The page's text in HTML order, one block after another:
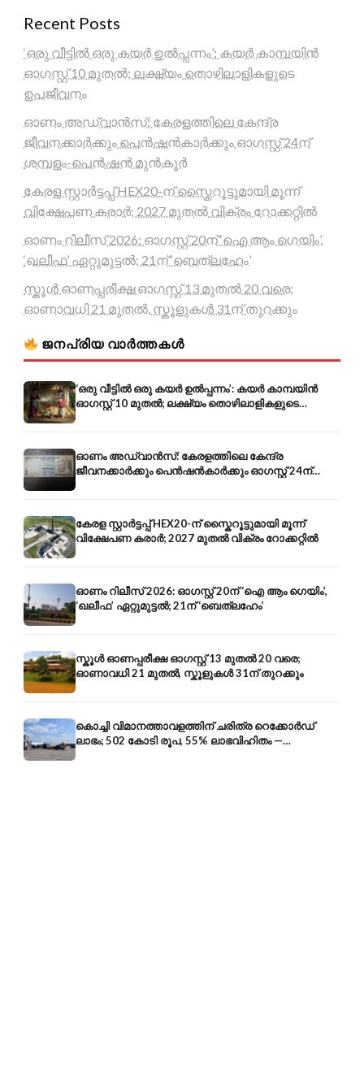
Recent Posts
‘ഒരു വീട്ടിൽ ഒരു കയർ ഉൽപ്പന്നം’: കയർ കാമ്പയിൻ
ഓഗസ്റ്റ് 10 മുതൽ; ലക്ഷ്യം തൊഴിലാളികളുടെ
ഉപജീവനം
ഓണം അഡ്വാൻസ്: കേരളത്തിലെ കേന്ദ്ര
ജീവനക്കാർക്കും പെൻഷൻകാർക്കും ഓഗസ്റ്റ് 24ന്
ശമ്പളം-പെൻഷൻ മുൻകൂർ
കേരള സ്റ്റാർട്ടപ്പ് HEX20-ന് സ്കൈറൂട്ടുമായി മൂന്ന്
വിക്ഷേപണ കരാർ; 2027 മുതൽ വിക്രം റോക്കറ്റിൽ
ഓണം റിലീസ് 2026: ഓഗസ്റ്റ് 20ന് ‘ഐ ആം ഗെയിം’,
‘ഖലീഫ’ ഏറ്റുമുട്ടൽ; 21ന് ‘ബെത്‌ലഹേം’
സ്കൂൾ ഓണപ്പരീക്ഷ ഓഗസ്റ്റ് 13 മുതൽ 20 വരെ;
ഓണാവധി 21 മുതൽ, സ്കൂളുകൾ 31ന് തുറക്കും
ജനപ്രിയ വാർത്തകൾ
‘ഒരു വീട്ടിൽ ഒരു കയർ ഉൽപ്പന്നം’: കയർ കാമ്പയിൻ
ഓഗസ്റ്റ് 10 മുതൽ; ലക്ഷ്യം തൊഴിലാളികളുടെ
ഉപജീവനം
ഓണം അഡ്വാൻസ്: കേരളത്തിലെ കേന്ദ്ര
ജീവനക്കാർക്കും പെൻഷൻകാർക്കും ഓഗസ്റ്റ് 24ന്
ശമ്പളം-പെൻഷൻ മുൻകൂർ
കേരള സ്റ്റാർട്ടപ്പ് HEX20-ന് സ്കൈറൂട്ടുമായി മൂന്ന്
വിക്ഷേപണ കരാർ; 2027 മുതൽ വിക്രം റോക്കറ്റിൽ
ഓണം റിലീസ് 2026: ഓഗസ്റ്റ് 20ന് ‘ഐ ആം ഗെയിം’,
‘ഖലീഫ’ ഏറ്റുമുട്ടൽ; 21ന് ‘ബെത്‌ലഹേം’
സ്കൂൾ ഓണപ്പരീക്ഷ ഓഗസ്റ്റ് 13 മുതൽ 20 വരെ;
ഓണാവധി 21 മുതൽ, സ്കൂളുകൾ 31ന് തുറക്കും
കൊച്ചി വിമാനത്താവളത്തിന് ചരിത്ര റെക്കോർഡ്
ലാഭം; 502 കോടി രൂപ, 55% ലാഭവിഹിതം —
കൺസൾട്ടൻസി രംഗത്തേക്കും